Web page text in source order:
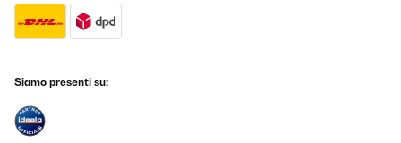
Tradurre
Siamo presenti su: